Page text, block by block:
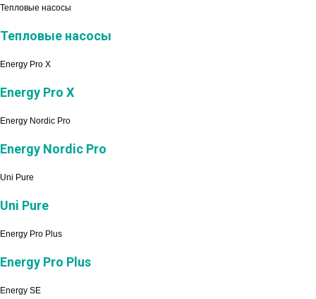
Тепловые насосы
Тепловые насосы
Energy Pro X
Energy Pro X
Energy Nordic Pro
Energy Nordic Pro
Uni Pure
Uni Pure
Energy Pro Plus
Energy Pro Plus
Energy SE